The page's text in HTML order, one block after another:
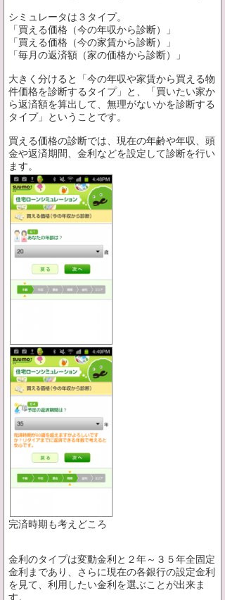
シミュレータは３タイプ。
「買える価格（今の年収から診断）」
「買える価格（今の家賃から診断）」
「毎月の返済額（家の価格から診断）」
大きく分けると「今の年収や家賃から買える物
件価格を診断するタイプ」と、「買いたい家か
ら返済額を算出して、無理がないかを診断する
タイプ」ということです。
買える価格の診断では、現在の年齢や年収、頭
金や返済期間、金利などを設定して診断を行い
ます。
完済時期も考えどころ
金利のタイプは変動金利と２年～３５年全固定
金利まであり、さらに現在の各銀行の設定金利
を見て、利用したい金利を選ぶことが出来ま
す。